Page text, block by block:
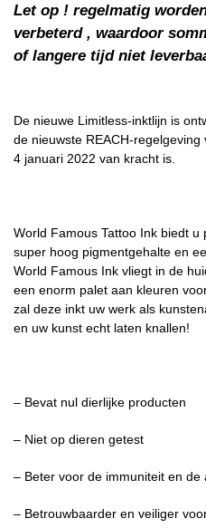
Let op ! regelmatig
verbeterd , waardoor
of langere tijd niet
De nieuwe Limitless-inktlijn is
de nieuwste REACH-
4 januari 2022 van kracht is.
World Famous Tattoo Ink biedt
super hoog pigmentgehalte en
World Famous Ink vliegt in de
een enorm palet aan kleuren
zal deze inkt uw werk als
en uw kunst echt laten knallen!
– Bevat nul dierlijke producten
– Niet op dieren getest
– Beter voor de immuniteit en de
– Betrouwbaarder en veiliger